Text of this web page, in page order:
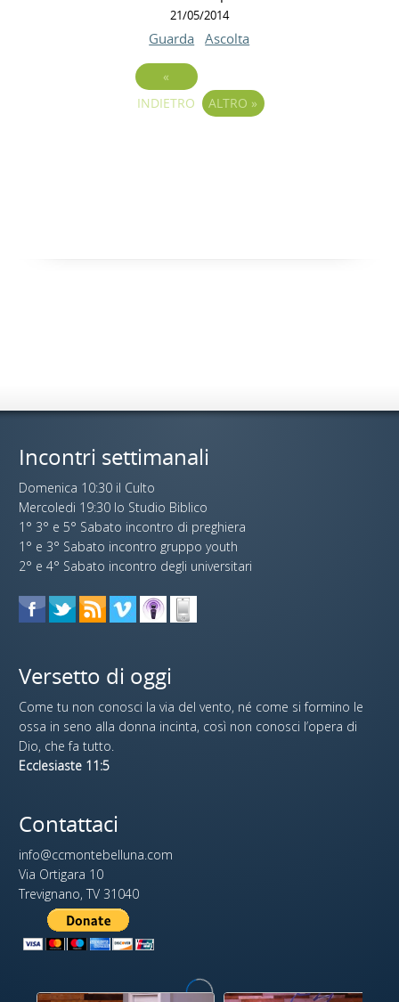
21/05/2014
Guarda Ascolta
«
INDIETRO
ALTRO »
Incontri settimanali
Domenica 10:30 il Culto
Mercoledi 19:30 lo Studio Biblico
1° 3° e 5° Sabato incontro di preghiera
1° e 3° Sabato incontro gruppo youth
2° e 4° Sabato incontro degli universitari
Versetto di oggi
Come tu non conosci la via del vento, né come si formino le
ossa in seno alla donna incinta, così non conosci l’opera di
Dio, che fa tutto.
Ecclesiaste 11:5
Contattaci
info@ccmontebelluna.com
Via Ortigara 10
Trevignano, TV 31040